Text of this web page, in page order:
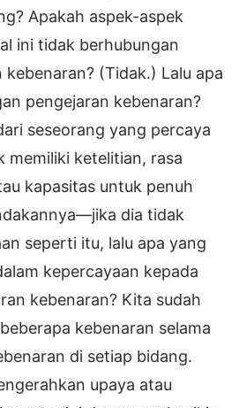
Apakah aspek-aspek
ini tidak berhubungan
(Tidak.) Lalu apa
pengejaran kebenaran?
seseorang yang percaya
memiliki ketelitian, rasa
kapasitas untuk penuh
dia tidak
seperti itu, lalu apa yang
kepercayaan kepada
kebenaran? Kita sudah
kebenaran selama
di setiap bidang.
upaya atau